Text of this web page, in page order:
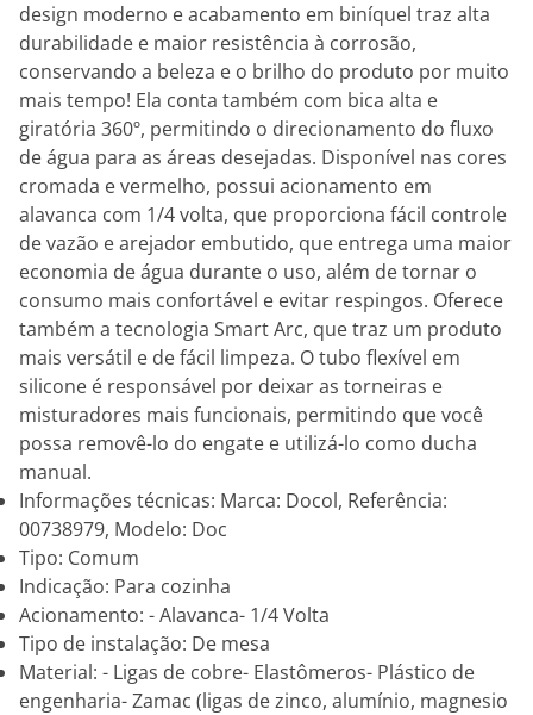
design moderno e acabamento em biníquel traz alta
durabilidade e maior resistência à corrosão,
conservando a beleza e o brilho do produto por muito
mais tempo! Ela conta também com bica alta e
giratória 360º, permitindo o direcionamento do fluxo
de água para as áreas desejadas. Disponível nas cores
cromada e vermelho, possui acionamento em
alavanca com 1/4 volta, que proporciona fácil controle
de vazão e arejador embutido, que entrega uma maior
economia de água durante o uso, além de tornar o
consumo mais confortável e evitar respingos. Oferece
também a tecnologia Smart Arc, que traz um produto
mais versátil e de fácil limpeza. O tubo flexível em
silicone é responsável por deixar as torneiras e
misturadores mais funcionais, permitindo que você
possa removê-lo do engate e utilizá-lo como ducha
manual.
Informações técnicas: Marca: Docol, Referência:
00738979, Modelo: Doc
Tipo: Comum
Indicação: Para cozinha
Acionamento: - Alavanca- 1/4 Volta
Tipo de instalação: De mesa
Material: - Ligas de cobre- Elastômeros- Plástico de
engenharia- Zamac (ligas de zinco, alumínio, magnesio